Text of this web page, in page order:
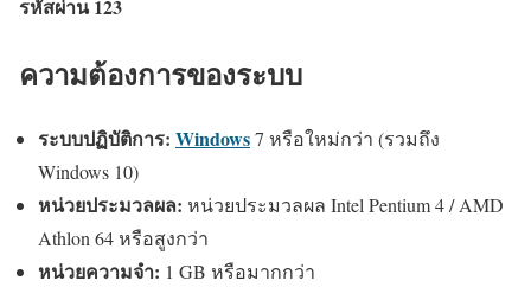
รหัสผ่าน 123
ความต้องการของระบบ
ระบบปฏิบัติการ: Windows7 หรือใหม่กว่า (รวมถึง
Windows 10)
หน่วยประมวลผล: หน่วยประมวลผล Intel Pentium 4 / AMD
Athlon 64 หรือสูงกว่า
หน่วยความจำ: 1 GB หรือมากกว่า